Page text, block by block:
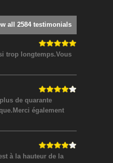
all 2584 testimonials
trop longtemps.Vous
de quarante
également
à la hauteur de la